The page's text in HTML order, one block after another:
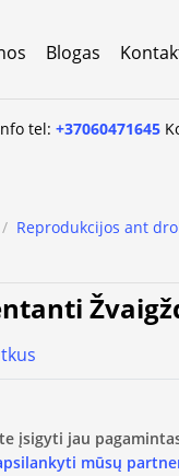
Blogas
tel:+37060471645
/ Reprodukcijos ant
įsigyti jau
mūsų